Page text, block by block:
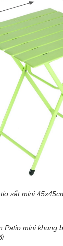
sắt mini
Patio mini khung